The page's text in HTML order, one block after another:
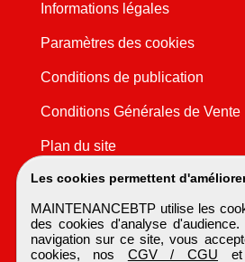
Les cookies permettent
MAINTENANCEBTP utilise les
des cookies d'analyse
navigation sur ce site, vous
cookies, nos CGV / CGU et
Informations légales
Paramètres des cookies
Conditions de publication
Conditions Générales de Vente
Plan du site